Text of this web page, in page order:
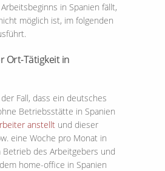
in Spanien fällt,
möglich ist, im folgenden
Ort-Tätigkeit in
Fall, dass ein deutsches
Betriebsstätte in Spanien
anstellt und dieser
eine Woche pro Monat in
Betrieb des Arbeitgebers und
home-office in Spanien